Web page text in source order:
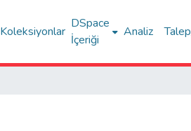
Koleksiyonlar
DSpace
İçeriği
Analiz